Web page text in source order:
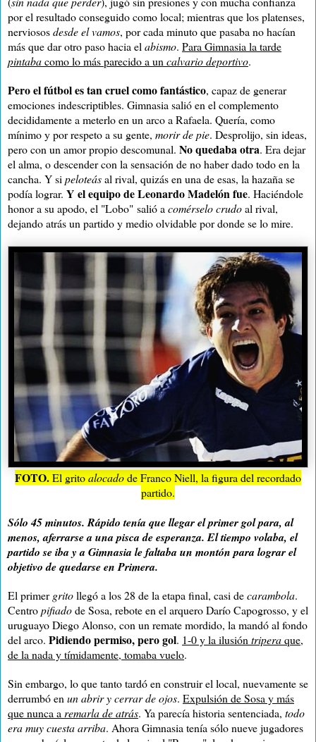
por el resultado conseguido como local; mientras que los platenses,
nerviososdesde el vamos, por cada minuto que pasaba no hacían
más que dar otro paso hacia el abismo. Para Gimnasia la tarde
pintabacomo lo más parecido a un calvario deportivo.
Pero el fútbol es tan cruel como fantástico, capaz de generar
emociones indescriptibles. Gimnasia salió en el complemento
decididamente a meterlo en un arco a Rafaela. Quería, como
mínimo y por respeto a su gente, morir de pie. Desprolijo, sin ideas,
pero con un amor propio descomunal. No quedaba otra. Era dejar
el alma, o descender con la sensación de no haber dado todo en la
cancha. Y si peloteásal rival, quizás en una de esas, la hazaña se
podía lograr. Y el equipo de Leonardo Madelón fue. Haciéndole
honor a su apodo, el "Lobo" salió a comérselo crudoal rival,
dejando atrás un partido y medio olvidable por donde se lo mire.
FOTO.El gritoalocadode Franco Niell, la figura del recordado
partido.
Sólo 45 minutos. Rápido tenía que llegar el primer gol para, al
menos, aferrarse a una pisca de esperanza. El tiempo volaba, el
partido se iba y a Gimnasia le faltaba un montón para lograr el
objetivo de quedarse en Primera.
El primergritollegó a los 28 de la etapa final, casi decarambola.
Centropifiadode Sosa, rebote en el arquero Darío Capogrosso, y el
uruguayo Diego Alonso, con un remate mordido, la mandó al fondo
del arco. Pidiendo permiso, pero gol. 1-0 y la ilusión triperaque,
de la nada y tímidamente, tomaba vuelo.
Sin embargo, lo que tanto tardó en construir el local, nuevamente se
derrumbó en un abrir y cerrar de ojos. Expulsión de Sosa y más
que nunca a remarla de atrás. Ya parecía historia sentenciada, todo
era muy cuesta arriba. Ahora Gimnasia tenía sólo nueve jugadores